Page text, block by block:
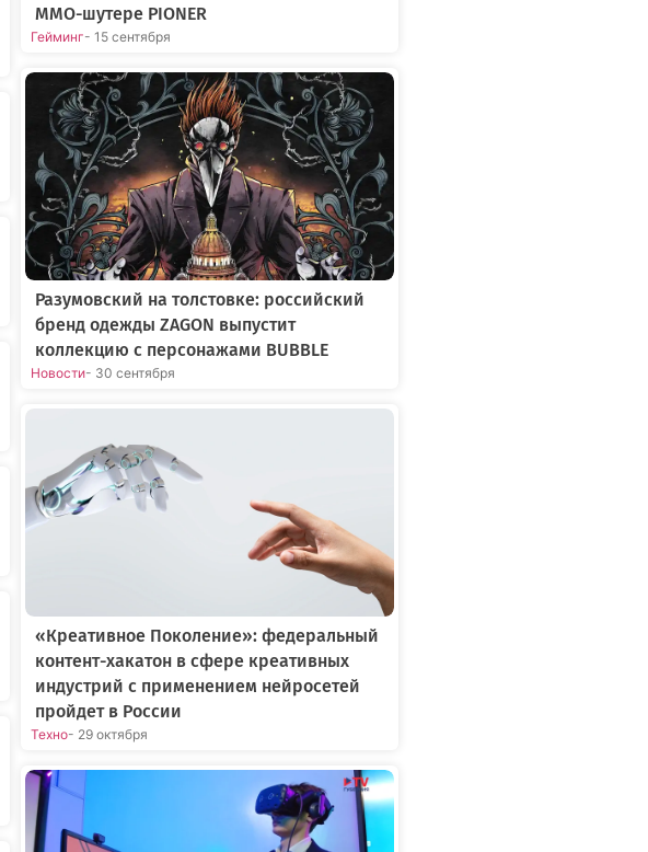
MMO-шутере PIONER
Гейминг- 15 сентября
Разумовский на толстовке: российский
бренд одежды ZAGON выпустит
коллекцию с персонажами BUBBLE
Новости- 30 сентября
«Креативное Поколение»: федеральный
контент-хакатон в сфере креативных
индустрий с применением нейросетей
пройдет в России
Техно- 29 октября